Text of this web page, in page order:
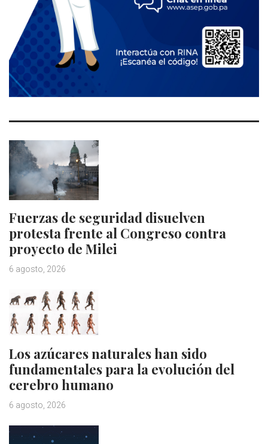
Fuerzas de seguridad disuelven
protesta frente al Congreso contra
proyecto de Milei
6 agosto, 2026
Los azúcares naturales han sido
fundamentales para la evolución del
cerebro humano
6 agosto, 2026